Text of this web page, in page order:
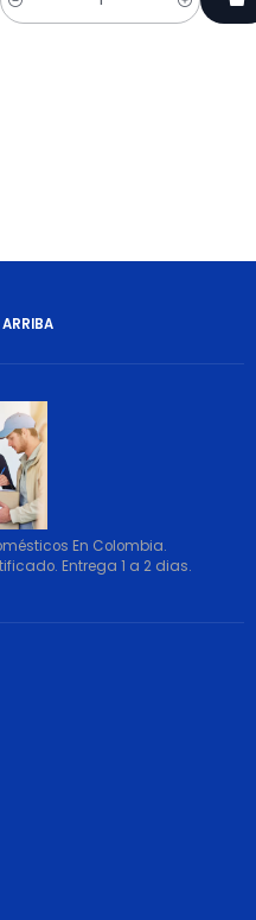
Cantidad
En Colombia.
Entrega 1 a 2 dias.